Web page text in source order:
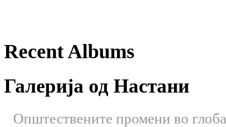
Recent Albums
Галерија од Настани
Општествените промени во